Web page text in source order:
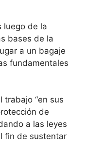
luego de la
bases de la
a un bagaje
fundamentales
trabajo “en sus
de
a las leyes
fin de sustentar